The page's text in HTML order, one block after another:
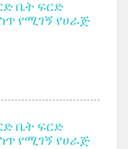
ቤት ፍርድ
የሚገኝ የሀራጅ
ቤት ፍርድ
የሚገኝ የሀራጅ